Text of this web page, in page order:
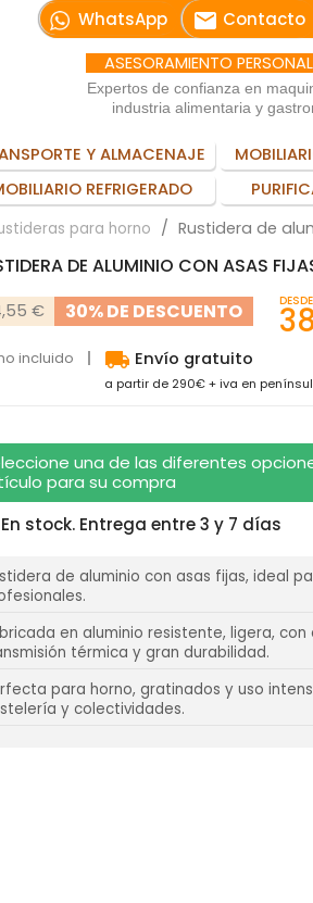
WhatsApp email Contacto
ASESORAMIENTO
Expertos de confianza en
industria alimentaria y
Y ALMACENAJE
REFRIGERADO
para horno Rustidera de
DE ALUMINIO CON ASAS
€ 30% DE DESCUENTO DESDE
incluido local_shipping Envío gratuito
a partir de 290€ + iva en
una de las diferentes
para su compra
En stock. Entrega entre 3 y 7 días
de aluminio con asas fijas, ideal
en aluminio resistente, ligera, con
térmica y gran durabilidad.
para horno, gratinados y uso
y colectividades.